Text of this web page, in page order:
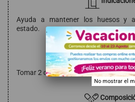
Ayuda a mantener los huesos y
estado.
Modo de
Tomar 2 cápsulas al día.
.
No mostrar el